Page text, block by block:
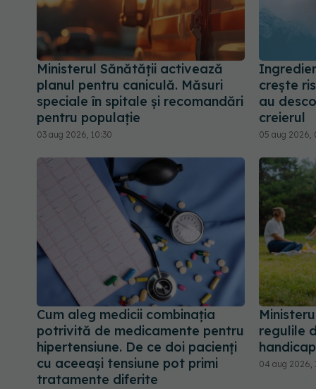
Ministerul Sănătății activează
planul pentru caniculă. Măsuri
speciale în spitale și recomandări
pentru populație
03 aug 2026, 10:30
crește
au
creierul
05 aug 2026,
Cum aleg medicii combinația
potrivită de medicamente pentru
hipertensiune. De ce doi pacienți
cu aceeași tensiune pot primi
tratamente diferite
regulile
handicap
04 aug 2026,